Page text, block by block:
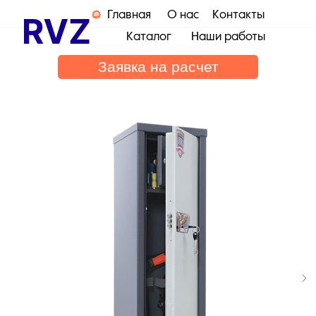
Главная
О нас
Наши работы
Каталог
Контакты
Заявка на расчет